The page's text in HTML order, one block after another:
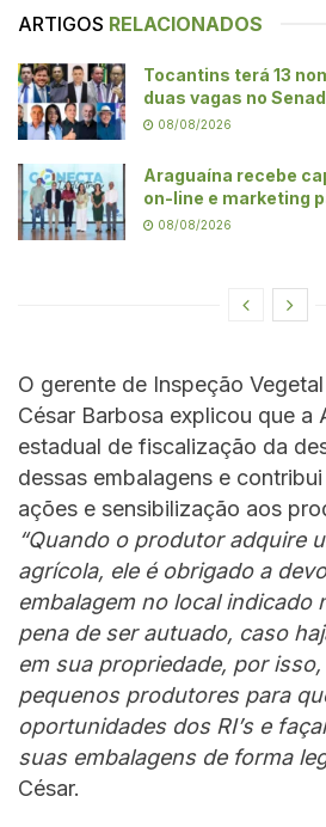
ARTIGOS RELACIONADOS
Tocantins terá 13
duas vagas no
08/08/2026
Araguaína recebe
on-line e marketing
08/08/2026
O gerente de Inspeção
César Barbosa explicou que a
estadual de fiscalização da
dessas embalagens e
ações e sensibilização aos
“Quando o produtor adquire
agrícola, ele é obrigado a
embalagem no local indicado
pena de ser autuado, caso
em sua propriedade, por
pequenos produtores para
oportunidades dos RI’s e
suas embalagens de forma
César.